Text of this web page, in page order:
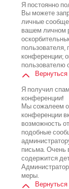
Я постоянно
Вы можете
личные
вашем личном
пользователя,
конференции;
пользователю
Я получил
конференции!
Мы сожалеем
конференции
возможность
подобные
письма. Очень
содержится
меры.